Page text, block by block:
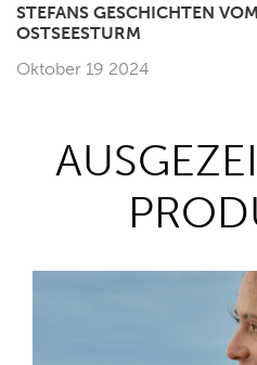
STEFANS GESCHICHTEN
OSTSEESTURM
Oktober 19 2024